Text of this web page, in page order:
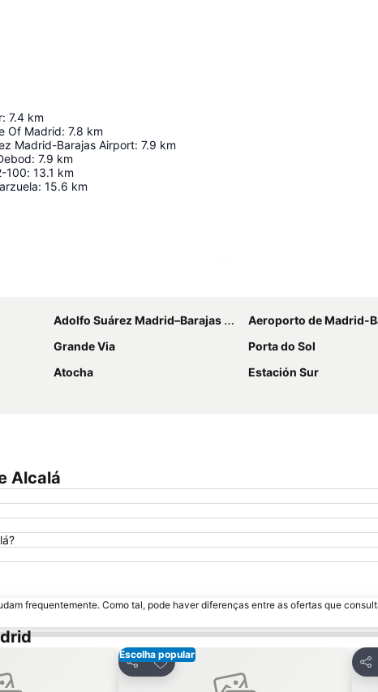
: 7.4 km
Of Madrid: 7.8 km
Madrid-Barajas Airport: 7.9 km
: 7.9 km
100: 13.1 km
: 15.6 km
Adolfo Suárez Madrid–Barajas Airport
Aeroporto de Madrid-
Grande Via
Porta do Sol
Atocha
Estación Sur
Alcalá
frequentemente. Como tal, pode haver diferenças entre as ofertas que
Escolha popular
Partilhar
Adicionar aos favoritos